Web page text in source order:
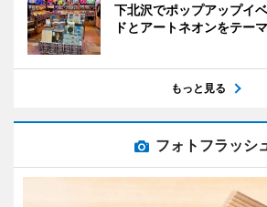
下北沢でポップアップイ
ドとアートネオンをテー
もっと見る
フォトフラッシ